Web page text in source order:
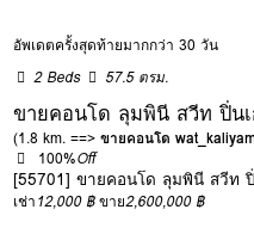
อัพเดตครั้งสุดท้ายมากกว่า 30 วัน
2 Beds
57.5 ตรม.
ขายคอนโด ลุมพินี สวีท ปิ่นเ
(1.8 km. ==>ขายคอนโด
100%Off
[55701] ขายคอนโด ลุมพินี สวีท
เช่า12,000 ฿ ขาย2,600,000 ฿